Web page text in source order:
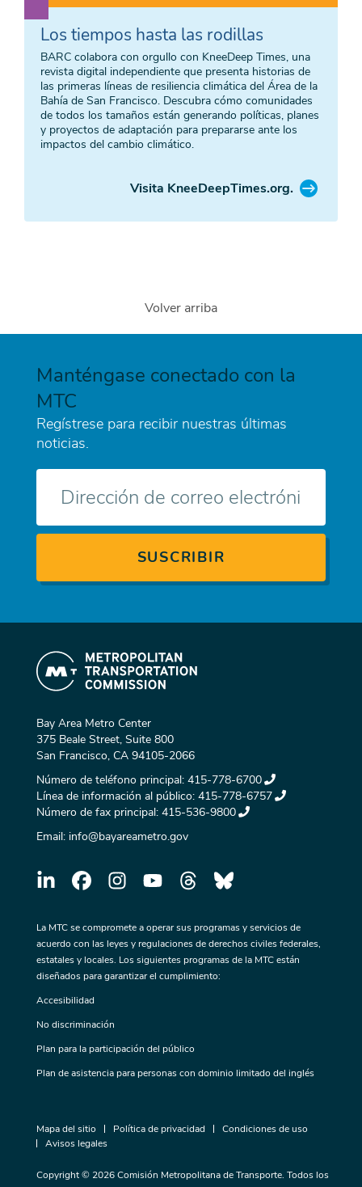
Los tiempos hasta las rodillas
BARC colabora con orgullo con KneeDeep Times, una
revista digital independiente que presenta historias de
las primeras líneas de resiliencia climática del Área de la
Bahía de San Francisco. Descubra cómo comunidades
de todos los tamaños están generando políticas, planes
y proyectos de adaptación para prepararse ante los
impactos del cambio climático.
Visita KneeDeepTimes.org.
Volver arriba
Manténgase conectado con la
MTC
Regístrese para recibir nuestras últimas
noticias.
electrónico
Bay Area Metro Center
375 Beale Street, Suite 800
San Francisco, CA 94105-2066
Número de teléfono principal: 415-778-6700
Línea de información al público: 415-778-6757
Número de fax principal: 415-536-9800
Email: info@bayareametro.gov
La MTC se compromete a operar sus programas y servicios de
acuerdo con las leyes y regulaciones de derechos civiles federales,
estatales y locales. Los siguientes programas de la MTC están
diseñados para garantizar el cumplimiento:
Accesibilidad
No discriminación
Plan para la participación del público
Plan de asistencia para personas con dominio limitado del inglés
Mapa del sitio Política de privacidad
Condiciones de uso
Avisos legales
Copyright © 2026 Comisión Metropolitana de Transporte. Todos los